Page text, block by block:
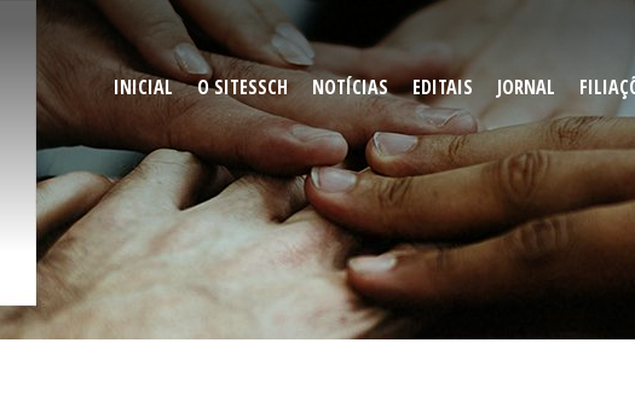
INICIAL O SITESSCH NOTÍCIAS EDITAIS JORNAL